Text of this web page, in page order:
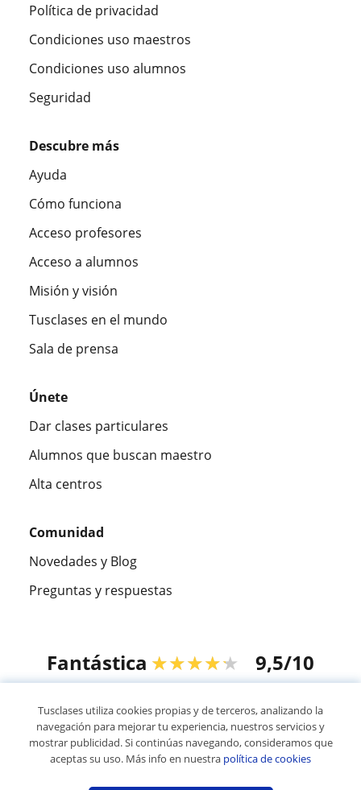
Política de privacidad
Condiciones uso maestros
Condiciones uso alumnos
Seguridad
Descubre más
Ayuda
Cómo funciona
Acceso profesores
Acceso a alumnos
Misión y visión
Tusclases en el mundo
Sala de prensa
Únete
Dar clases particulares
Alumnos que buscan maestro
Alta centros
Comunidad
Novedades y Blog
Preguntas y respuestas
Fantástica ★★★★★ 9,5/10
© 2007 - 2026 Tusclases.mx
Tusclases utiliza cookies propias y de terceros, analizando la
navegación para mejorar tu experiencia, nuestros servicios y
mostrar publicidad. Si continúas navegando, consideramos que
aceptas su uso. Más info en nuestra política de cookies